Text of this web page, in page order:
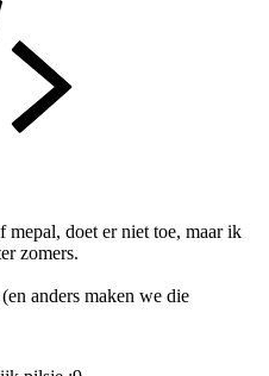
mepal, doet er niet toe, maar ik
zomers.
anders maken we die